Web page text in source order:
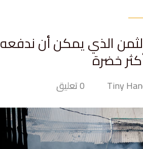
الذي يمكن أن ندفعه
خضرة
0 تعليق